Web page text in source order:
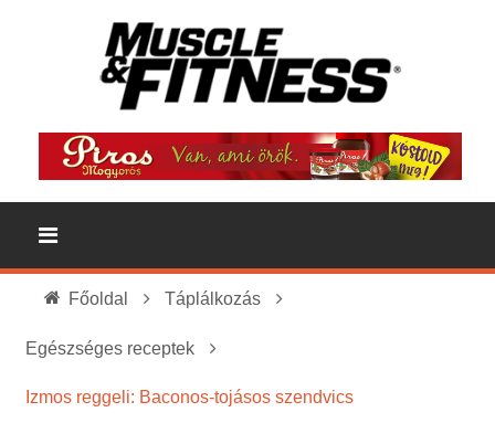
Főoldal Táplálkozás
Egészséges receptek
Izmos reggeli: Baconos-tojásos szendvics